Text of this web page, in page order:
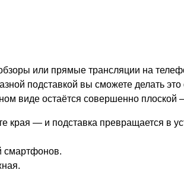
или прямые трансляции на
подставкой вы сможете делать
виде остаётся совершенно
края — и подставка превращается в
смартфонов.